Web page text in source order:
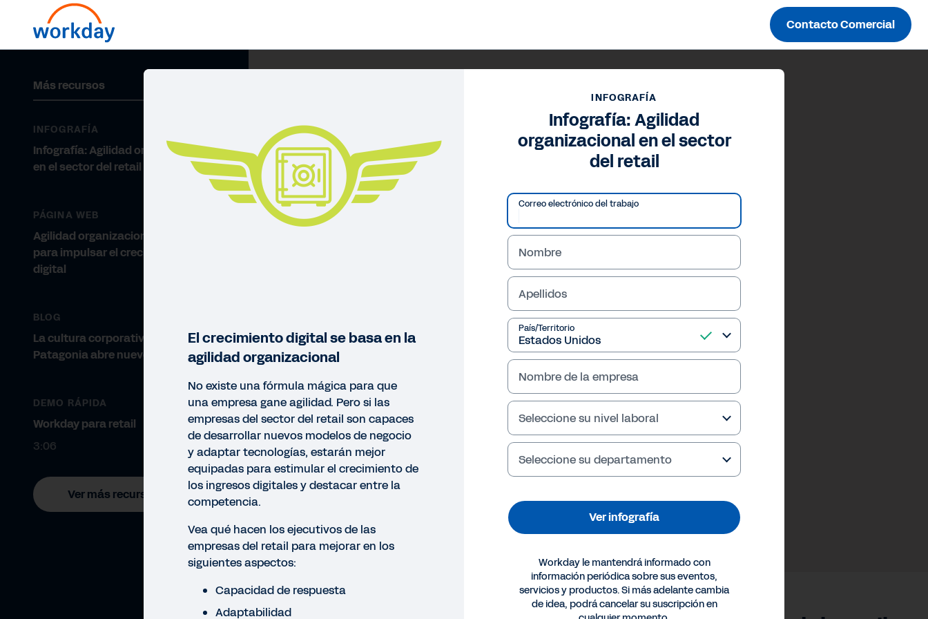
Contacto Comercial
INFOGRAFÍA
Más recursos
INFOGRAFÍA
Infografía: Agilidad organizacional
en el sector del retail
PÁGINA WEB
Agilidad organizacional: la clave
para impulsar el crecimiento
digital
BLOG
La cultura corporativa de
Patagonia abre nuevos caminos
DEMO RÁPIDA
Workday para retail
3:06
Ver más recursos
INFOGRAFÍA
Infografía: Agilidad
organizacional en el sector
del retail
Correo electrónico del trabajo
Nombre
Apellidos
País/Territorio
Nombre de la empresa
Seleccione su nivel laboral
Seleccione su departamento
Ver infografía
Workday le mantendrá informado con
información periódica sobre sus eventos,
servicios y productos. Si más adelante cambia
de idea, podrá cancelar su suscripción en
El crecimiento digital se basa en la
agilidad organizacional
No existe una fórmula mágica para que
una empresa gane agilidad. Pero si las
empresas del sector del retail son capaces
de desarrollar nuevos modelos de negocio
y adaptar tecnologías, estarán mejor
equipadas para estimular el crecimiento de
los ingresos digitales y destacar entre la
competencia.
Vea qué hacen los ejecutivos de las
empresas del retail para mejorar en los
siguientes aspectos:
Capacidad de respuesta
Adaptabilidad